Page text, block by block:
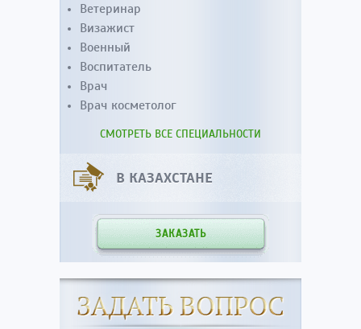
Ветеринар
Визажист
Военный
Воспитатель
Врач
Врач косметолог
СМОТРЕТЬ ВСЕ СПЕЦИАЛЬНОСТИ
В КАЗАХСТАНЕ
ЗАКАЗАТЬ